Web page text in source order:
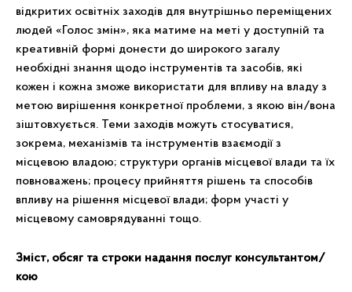
відкритих освітніх заходів для внутрішньо переміщених
людей «Голос змін», яка матиме на меті у доступній та
креативній формі донести до широкого загалу
необхідні знання щодо інструментів та засобів, які
кожен і кожна зможе використати для впливу на владу з
метою вирішення конкретної проблеми, з якою він/вона
зіштовхується. Теми заходів можуть стосуватися,
зокрема, механізмів та інструментів взаємодії з
місцевою владою; структури органів місцевої влади та їх
повноважень; процесу прийняття рішень та способів
впливу на рішення місцевої влади; форм участі у
місцевому самоврядуванні тощо.
Зміст, обсяг та строки надання послуг консультантом/
кою